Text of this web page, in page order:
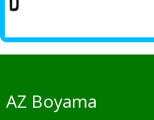
AZ Boyama